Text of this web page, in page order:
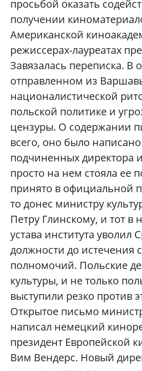
просьбой оказать
получении
Американской
режиссерах-лауреатах
Завязалась переписка. В
отправленном из
националистической
польской политике и
цензуры. О содержании
всего, оно было
подчиненных директора
просто на нем стояла ее
принято в официальной
то донес министру
Петру Глинскому, и тот в
устава института уволил
должности до истечения
полномочий. Польские
культуры, и не только
выступили резко против
Открытое письмо
написал немецкий
президент Европейской
Вим Вендерс. Новый